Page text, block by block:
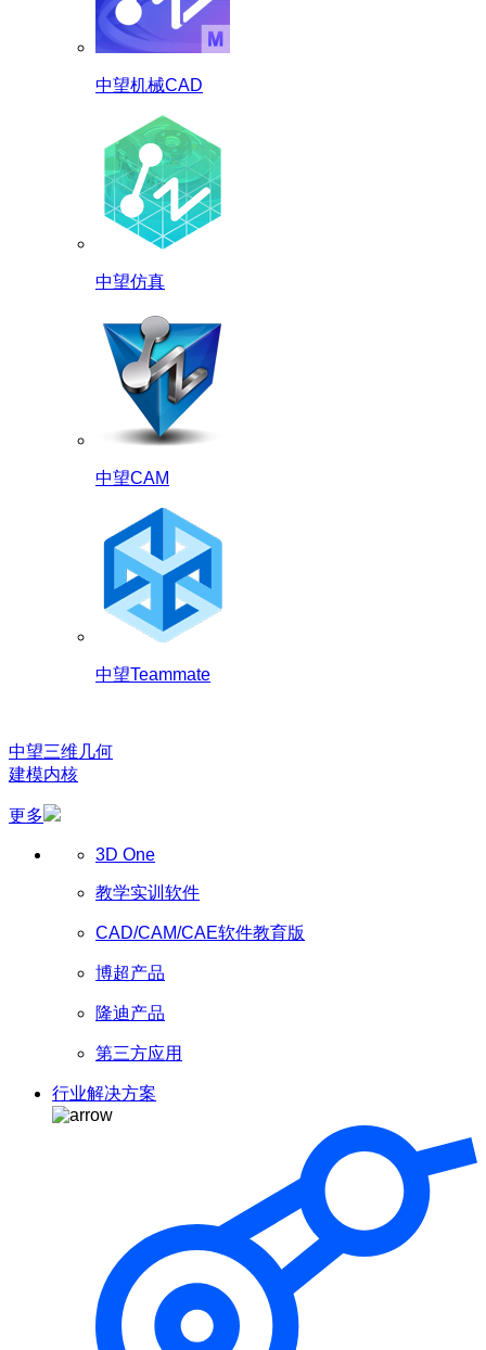
中望机械CAD
中望仿真
中望CAM
中望Teammate
中望三维几何
建模内核
更多
3D One
教学实训软件
CAD/CAM/CAE软件教育版
博超产品
隆迪产品
第三方应用
行业解决方案